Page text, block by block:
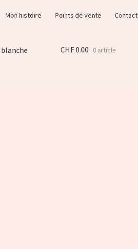
Mon histoire Points de vente Contact
CHF0.00 0 article